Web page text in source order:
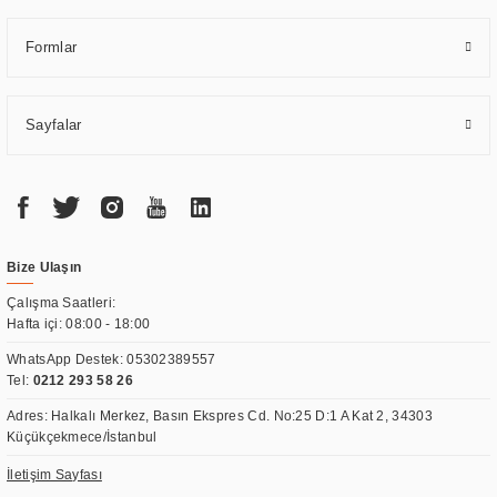
Formlar
Sayfalar
Bize Ulaşın
Çalışma Saatleri:
Hafta içi: 08:00 - 18:00
WhatsApp Destek:05302389557
Tel: 0212 293 58 26
Adres: Halkalı Merkez, Basın Ekspres Cd. No:25 D:1 A Kat 2, 34303
Küçükçekmece/İstanbul
İletişim Sayfası